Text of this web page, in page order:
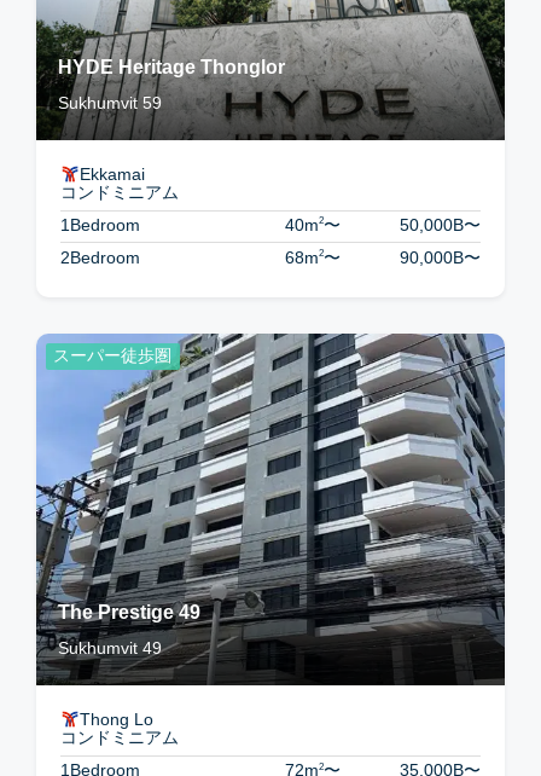
HYDE Heritage Thonglor
Sukhumvit 59
Ekkamai
コンドミニアム
1Bedroom
40m2〜 50,000B〜
2Bedroom
68m2〜 90,000B〜
スーパー徒歩圏
The Prestige 49
Sukhumvit 49
Thong Lo
コンドミニアム
1Bedroom
72m2〜 35,000B〜